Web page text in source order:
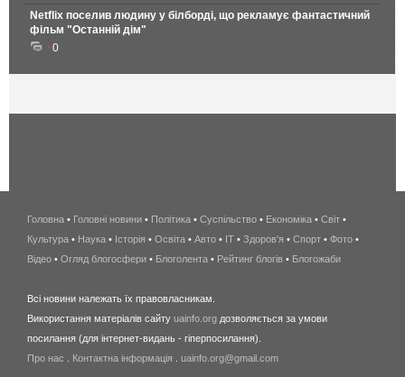
Netflix поселив людину у білборді, що рекламує фантастичний
фільм "Останній дім"
0
беспроводной
интернет
киев
wimax
в
Головна • Головні новини • Політика • Суспільство • Економіка • Світ •
Культура • Наука • Історія • Освіта • Авто • IT • Здоров'я • Спорт • Фото •
Відео • Огляд блогосфери • Блоголента • Рейтинг блогів • Блогожаби
Всі новини належать їх правовласникам.
Використання матеріалів сайту uainfo.org дозволяється за умови
посилання (для інтернет-видань - гіперпосилання).
Про нас
Контактна інформація uainfo.org@gmail.com